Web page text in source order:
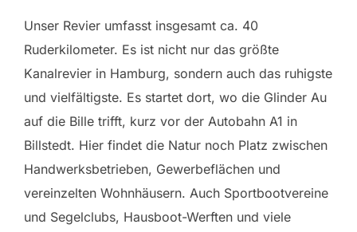
Unser Revier umfasst insgesamt ca. 40
Ruderkilometer. Es ist nicht nur das größte
Kanalrevier in Hamburg, sondern auch das ruhigste
und vielfältigste. Es startet dort, wo die Glinder Au
auf die Bille trifft, kurz vor der Autobahn A1 in
Billstedt. Hier findet die Natur noch Platz zwischen
Handwerksbetrieben, Gewerbeflächen und
vereinzelten Wohnhäusern. Auch Sportbootvereine
und Segelclubs, Hausboot-Werften und viele